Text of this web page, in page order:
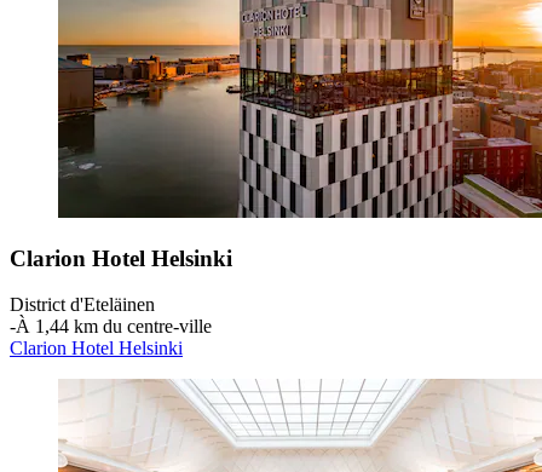
Clarion Hotel Helsinki
District d'Eteläinen
‐À 1,44 km du centre-ville
Clarion Hotel Helsinki